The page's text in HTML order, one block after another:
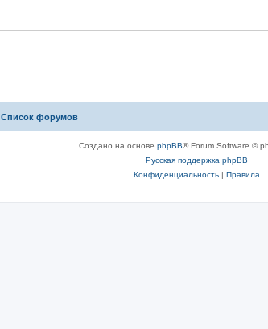
Список форумов
Создано на основе phpBB® Forum Software ©
Русская поддержка phpBB
Конфиденциальность| Правила